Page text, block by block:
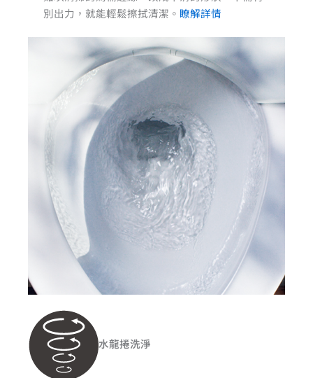
別出力，就能輕鬆擦拭清潔。 瞭解詳情
水龍捲洗淨